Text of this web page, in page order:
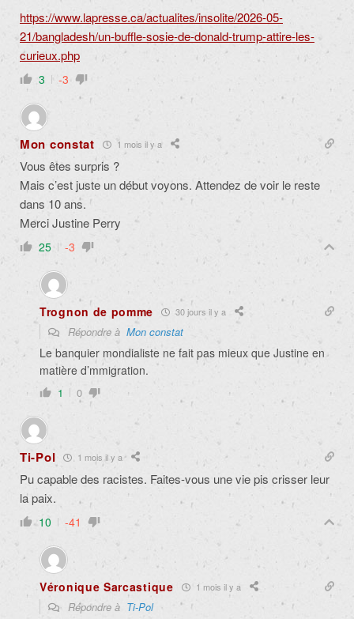
https://www.lapresse.ca/actualites/insolite/2026-05-
21/bangladesh/un-buffle-sosie-de-donald-trump-attire-les-
curieux.php
3 -3
Mon constat 1 mois il y a
Vous êtes surpris ?
Mais c’est juste un début voyons. Attendez de voir le reste
dans 10 ans.
Merci Justine Perry
25 -3
Trognon de pomme 30 jours il y a
Répondre à Mon constat
Le banquier mondialiste ne fait pas mieux que Justine en
matière d’mmigration.
1 0
Ti-Pol 1 mois il y a
Pu capable des racistes. Faites-vous une vie pis crisser leur
la paix.
10 -41
Véronique Sarcastique 1 mois il y a
Répondre à Ti-Pol